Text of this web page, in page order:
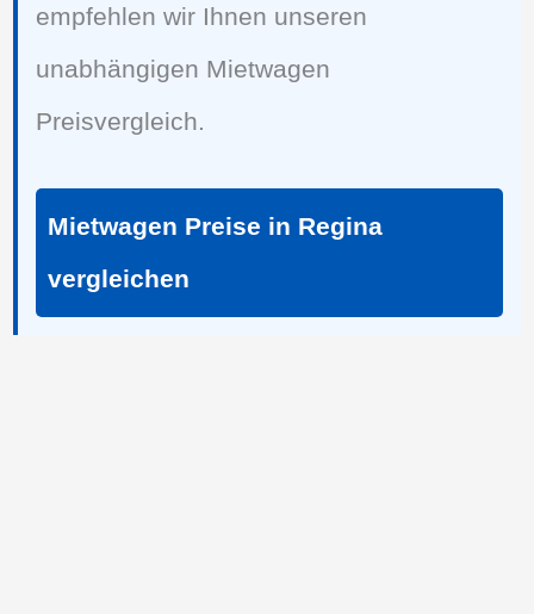
empfehlen wir Ihnen unseren
unabhängigen Mietwagen
Preisvergleich.
Mietwagen Preise in Regina
vergleichen